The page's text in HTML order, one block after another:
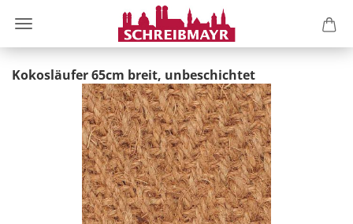
Kokosläufer 65cm breit, unbeschichtet